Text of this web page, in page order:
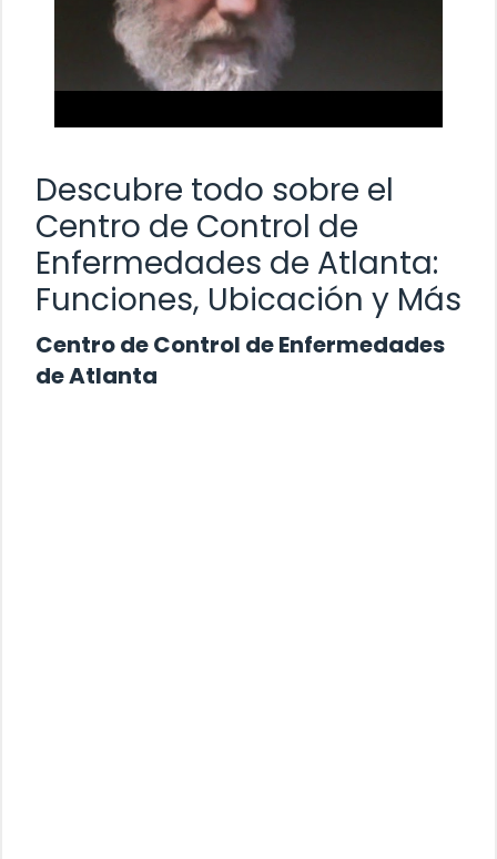
Descubre todo sobre el
Centro de Control de
Enfermedades de Atlanta:
Funciones, Ubicación y Más
Centro de Control de Enfermedades
de Atlanta